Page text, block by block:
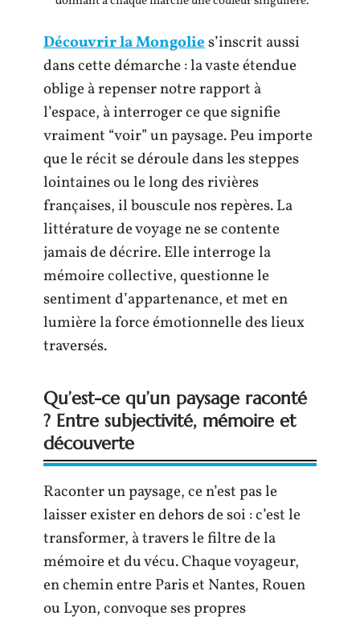
Découvrir la Mongolies’inscrit aussi
dans cette démarche : la vaste étendue
oblige à repenser notre rapport à
l’espace, à interroger ce que signifie
vraiment “voir” un paysage. Peu importe
que le récit se déroule dans les steppes
lointaines ou le long des rivières
françaises, il bouscule nos repères. La
littérature de voyage ne se contente
jamais de décrire. Elle interroge la
mémoire collective, questionne le
sentiment d’appartenance, et met en
lumière la force émotionnelle des lieux
traversés.
Qu’est-ce qu’un paysage raconté
? Entre subjectivité, mémoire et
découverte
Raconter un paysage, ce n’est pas le
laisser exister en dehors de soi : c’est le
transformer, à travers le filtre de la
mémoire et du vécu. Chaque voyageur,
en chemin entre Paris et Nantes, Rouen
ou Lyon, convoque ses propres